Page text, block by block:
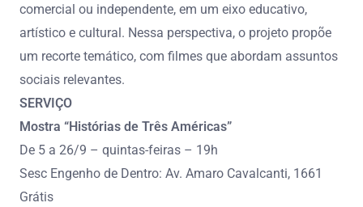
comercial ou independente, em um eixo educativo,
artístico e cultural. Nessa perspectiva, o projeto propõe
um recorte temático, com filmes que abordam assuntos
sociais relevantes.
SERVIÇO
Mostra “Histórias de Três Américas”
De 5 a 26/9 – quintas-feiras – 19h
Sesc Engenho de Dentro: Av. Amaro Cavalcanti, 1661
Grátis